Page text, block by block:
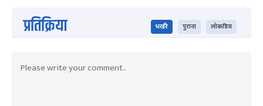
प्रतिक्रिया भर्खरै पुराना लोकप्रिय